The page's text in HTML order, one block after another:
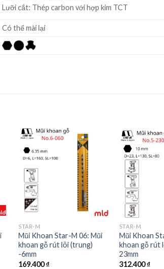
Lưỡi cắt: Thép carbon với hợp kim TCT
Có thể mài lại
STAR-M
Mũi Khoan Star-M 06: Mũi
khoan gỗ rút lõi (trung)
-6mm
169.400₫
STAR-M
Mũi Khoan
khoan gỗ rút
23mm
312.400₫